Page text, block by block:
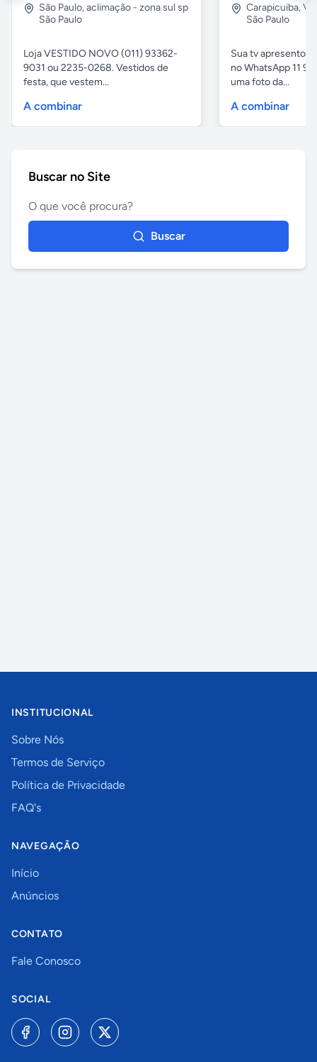
São Paulo,aclimação - zona sul sp
São Paulo
Loja VESTIDO NOVO (011) 93362-
9031 ou 2235-0268. Vestidos de
festa, que vestem...
A combinar
Carapicuiba,
São Paulo
Sua tv apresentou
no WhatsApp 11
uma foto da...
A combinar
Buscar no Site
Buscar
INSTITUCIONAL
Sobre Nós
Termos de Serviço
Política de Privacidade
FAQ's
NAVEGAÇÃO
Início
Anúncios
CONTATO
Fale Conosco
SOCIAL